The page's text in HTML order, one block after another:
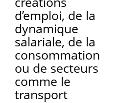
d’emploi, de la
dynamique
salariale, de la
consommation
ou de secteurs
comme le
transport